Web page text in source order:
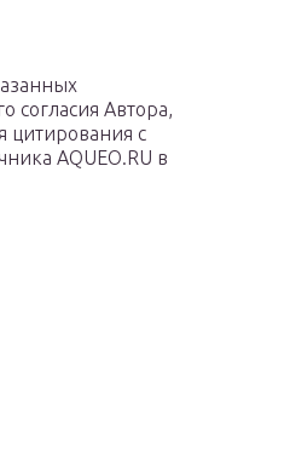
согласия Автора,
цитирования с
AQUEO.RU в